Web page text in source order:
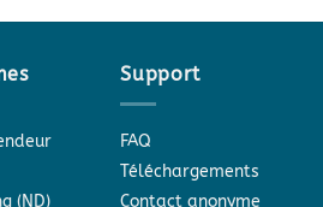
(ND)
Support
FAQ
Téléchargements
Contact anonyme